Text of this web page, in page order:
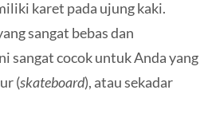
karet pada ujung kaki.
sangat bebas dan
sangat cocok untuk Anda yang
(skateboard), atau sekadar